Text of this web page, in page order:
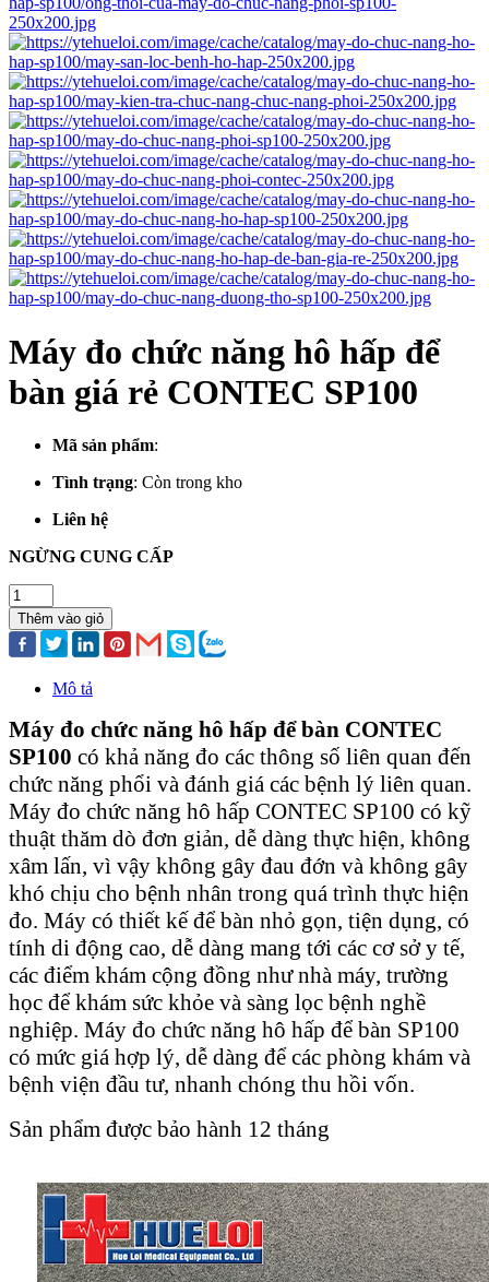
Máy đo chức năng hô hấp để
bàn giá rẻ CONTEC SP100
Mã sản phẩm:
Tình trạng: Còn trong kho
Liên hệ
NGỪNG CUNG CẤP
Thêm vào giỏ
Mô tả
Máy đo chức năng hô hấp để bàn CONTEC
SP100 có khả năng đo các thông số liên quan đến
chức năng phổi và đánh giá các bệnh lý liên quan.
Máy đo chức năng hô hấp CONTEC SP100 có kỹ
thuật thăm dò đơn giản, dễ dàng thực hiện, không
xâm lấn, vì vậy không gây đau đớn và không gây
khó chịu cho bệnh nhân trong quá trình thực hiện
đo. Máy có thiết kế để bàn nhỏ gọn, tiện dụng, có
tính di động cao, dễ dàng mang tới các cơ sở y tế,
các điểm khám cộng đồng như nhà máy, trường
học để khám sức khỏe và sàng lọc bệnh nghề
nghiệp. Máy đo chức năng hô hấp để bàn SP100
có mức giá hợp lý, dễ dàng để các phòng khám và
bệnh viện đầu tư, nhanh chóng thu hồi vốn.
Sản phẩm được bảo hành 12 tháng